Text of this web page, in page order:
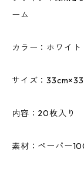
ーム
カラー：ホワイト
サイズ：
内容：20枚入り
素材：ペーパー